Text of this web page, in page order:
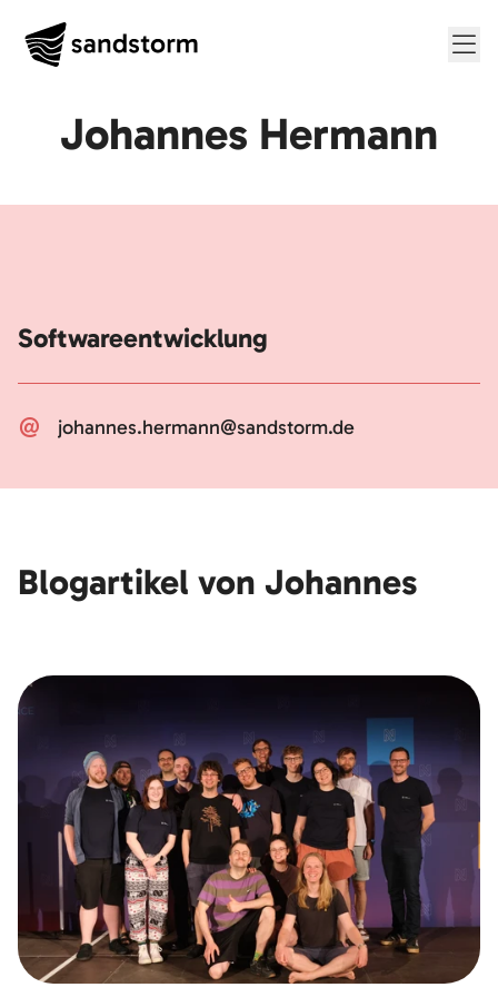
Johannes Hermann
Softwareentwicklung
johannes.hermann@sandstorm.de
Blogartikel von Johannes